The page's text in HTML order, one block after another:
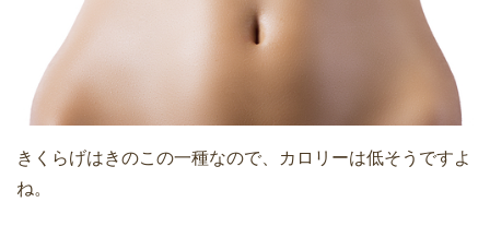
きくらげはきのこの一種なので、カロリーは低そうですよ
ね。